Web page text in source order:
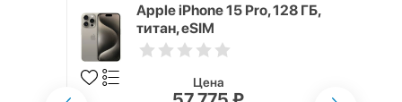
Apple iPhone 15 Pro, 128 ГБ,
титан, eSIM
Цена